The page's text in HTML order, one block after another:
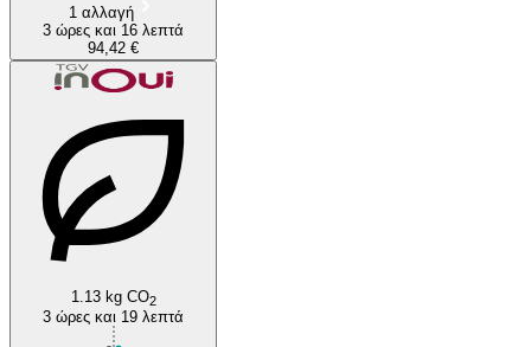
1 αλλαγή
3 ώρες και 16 λεπτά
94,42 €
1.13 kg CO2
3 ώρες και 19 λεπτά